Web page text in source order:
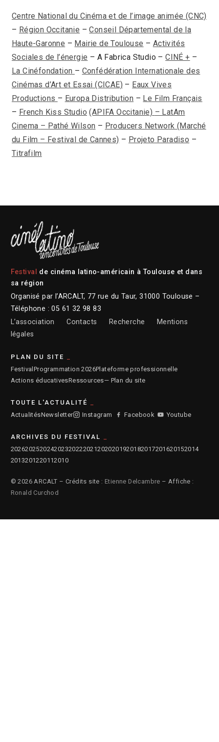
Centre National du Cinéma et de l’image animée (CNC)
– Région Occitanie –Conseil Départemental de la
Haute-Garonne – Mairie de Toulouse – Activités
Sociales de l’énergie – A Fabrica Studio –CINÉ + –
La Cinéfondation – Confédération Internationale des
Cinémas d’Art et Essai (CICAE) – Eaux Vives
Productions – Europa Distribution – Le Film Français
– French Kiss Studio (APIFA Occitanie) – LatAm
Cinema – Pathé Wilson – Producers Network (Marché
du Film – Festival de Cannes) – Projeto Paradiso –
Titrafilm
Festival
de cinéma latino-américain à Toulouse et dans
sa région
Organisé par l’ARCALT, 77 rue du Taur, 31000 Toulouse –
Téléphone : 05 61 32 98 83
L’association
Contacts Recherche
Mentions
légales
PLAN DU SITE
FestivalProgrammation 2026Plateforme professionnelle
Actions éducativesRessources— Plan du site
TOUTE L'ACTUALITÉ
ActualitésNewsletter Instagram Facebook Youtube
ARCHIVES DU FESTIVAL
2026202520242023202220212020201920182017201620152014
2013201220112010
© 2026 ARCALT – Crédits site : Etienne Delcambre – Affiche :
Ronald Curchod